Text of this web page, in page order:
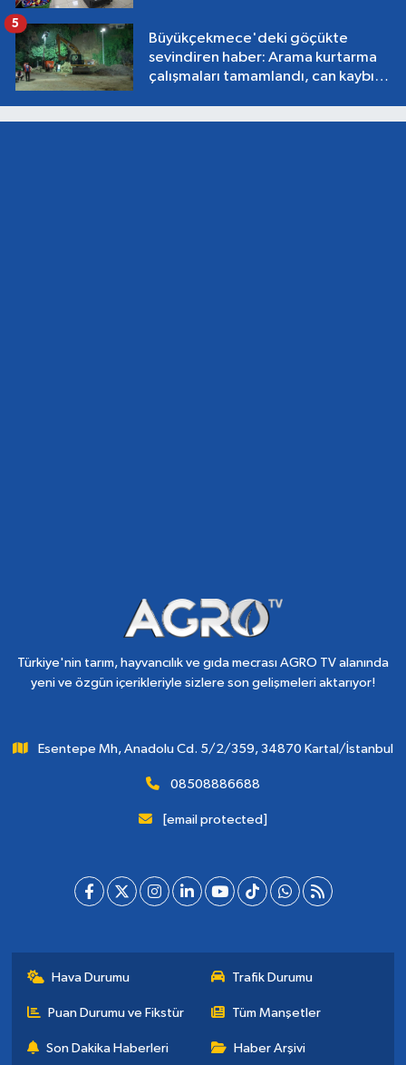
Büyükçekmece'deki göçükte
sevindiren haber: Arama kurtarma
çalışmaları tamamlandı, can kaybı
5
Türkiye'nin tarım, hayvancılık ve gıda mecrası AGRO TV alanında
yeni ve özgün içerikleriyle sizlere son gelişmeleri aktarıyor!
Esentepe Mh, Anadolu Cd. 5/2/359, 34870 Kartal/İstanbul
08508886688
[email protected]
Hava Durumu Trafik Durumu
Puan Durumu ve Fikstür Tüm Manşetler
Son Dakika Haberleri Haber Arşivi